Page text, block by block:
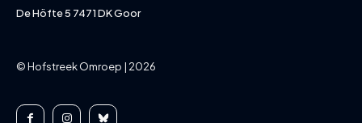
De Höfte 5 7471 DK Goor
© Hofstreek Omroep | 2026